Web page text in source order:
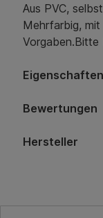
Aus PVC,
Mehrfarbig,
Eigenschaften
Bewertungen
Hersteller